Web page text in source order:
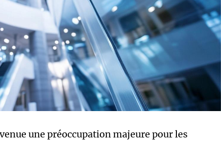
une préoccupation majeure pour les